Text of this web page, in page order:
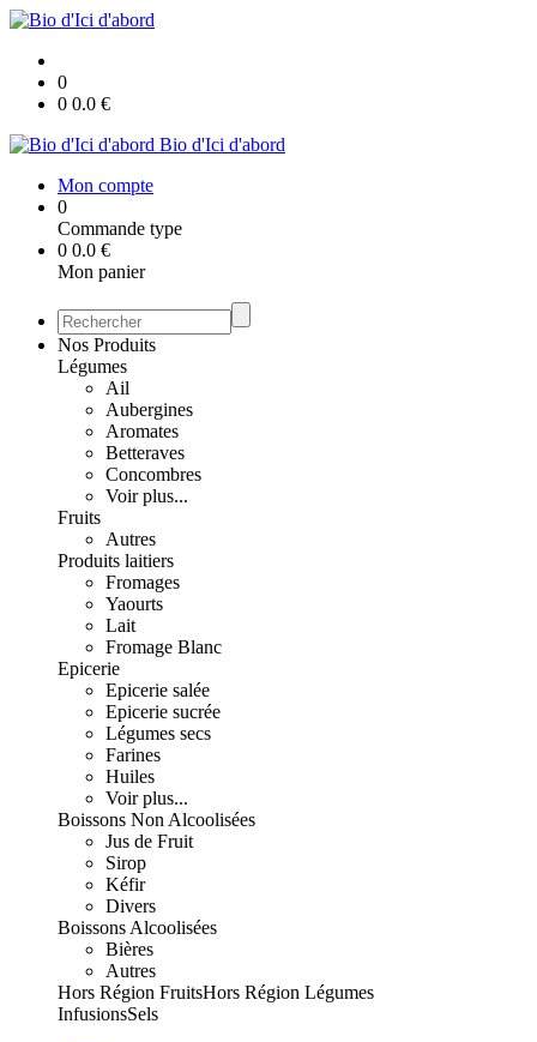
0
0 0.0 €
Bio d'Ici d'abord
Mon compte
0
Commande type
0 0.0 €
Mon panier
Nos Produits
Légumes
Ail
Aubergines
Aromates
Betteraves
Concombres
Voir plus...
Fruits
Autres
Produits laitiers
Fromages
Yaourts
Lait
Fromage Blanc
Epicerie
Epicerie salée
Epicerie sucrée
Légumes secs
Farines
Huiles
Voir plus...
Boissons Non Alcoolisées
Jus de Fruit
Sirop
Kéfir
Divers
Boissons Alcoolisées
Bières
Autres
Hors Région FruitsHors Région Légumes
InfusionsSels